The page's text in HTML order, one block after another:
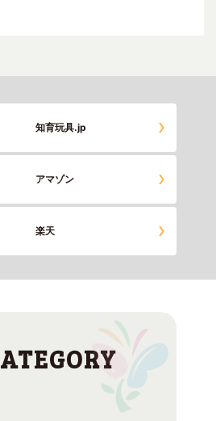
知育玩具.jp
アマゾン
楽天